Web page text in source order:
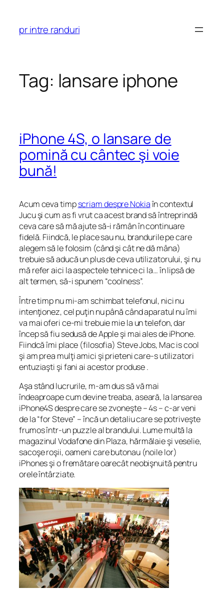
content
pr intre randuri
Tag: lansare iphone
iPhone 4S, o lansare de
pomină cu cântec şi voie
bună!
Acum ceva timpscriam despre Nokiaîn contextul
Jucu şi cum as fi vrut ca acest brand să întreprindă
ceva care să mă ajute să-i rămân în continuare
fidelă. Fiindcă, le place sau nu, brandurile pe care
alegem să le folosim (când şi cât ne dă mâna)
trebuie să aducă un plus de ceva utilizatorului, şi nu
mă refer aici la aspectele tehnice ci la… în lipsă de
alt termen, să-i spunem “coolness”.
Între timp nu mi-am schimbat telefonul, nici nu
intenţionez, cel puţin nu până când aparatul nu îmi
va mai oferi ce-mi trebuie mie la un telefon, dar
încep să fiu sedusă de Apple şi mai ales de iPhone.
Fiindcă îmi place (filosofia) Steve Jobs, Mac is cool
şi am prea mulţi amici şi prieteni care-s utilizatori
entuziaşti şi fani ai acestor produse .
Aşa stând lucrurile, m-am dus să vă mai
îndeaproape cum devine treaba, aseară, la lansarea
iPhone4S despre care se zvoneşte – 4s – c-ar veni
de la “for Steve” – încă un detaliu care se potriveşte
frumos într-un puzzle al brandului. Lume multă la
magazinul Vodafone din Plaza, hărmălaie şi veselie,
sacoşe roşii, oameni care butonau (noile lor)
iPhones şi o fremătare oarecât neobişnuită pentru
orele întârziate.